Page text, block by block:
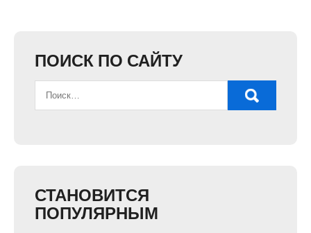
ПОИСК ПО САЙТУ
СТАНОВИТСЯ
ПОПУЛЯРНЫМ